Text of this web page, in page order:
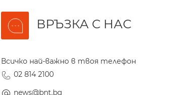
ВРЪЗКА С НАС
Всичко най-важно в твоя телефон
02 814 2100
news@bnt.bg